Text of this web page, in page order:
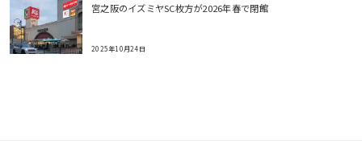
宮之阪のイズミヤSC枚方が2026年春で閉館
2025年10月24日